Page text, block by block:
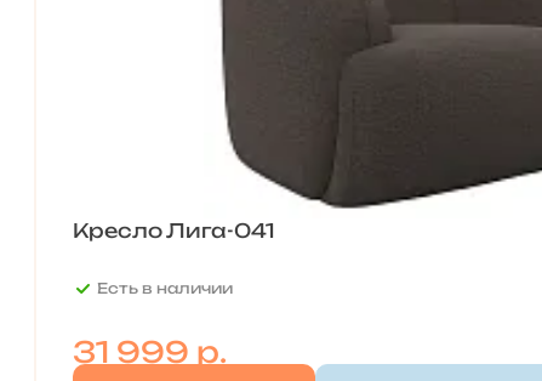
Кресло Лига-041
Есть в наличии
31 999 р.